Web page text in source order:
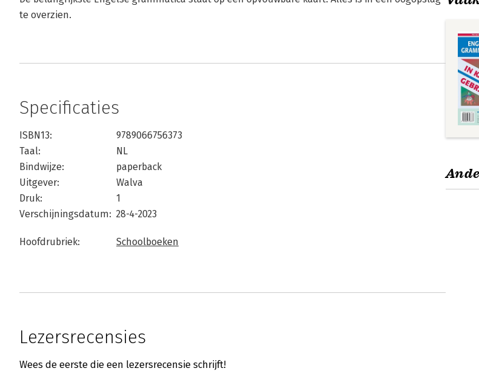
te overzien.
Specificaties
ISBN13:
9789066756373
Taal:
NL
Bindwijze:
paperback
Uitgever:
Walva
Druk:
1
Verschijningsdatum: 28-4-2023
Hoofdrubriek: Schoolboeken
Lezersrecensies
Wees de eerste die een lezersrecensie schrijft!